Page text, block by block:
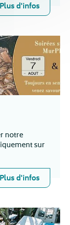
Plus d'infos
notre
sur
Plus d'infos